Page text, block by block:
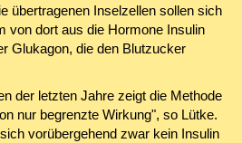
übertragenen Inselzellen sollen sich
von dort aus die Hormone Insulin
Glukagon, die den Blutzucker
der letzten Jahre zeigt die Methode
nur begrenzte Wirkung", so Lütke.
vorübergehend zwar kein Insulin